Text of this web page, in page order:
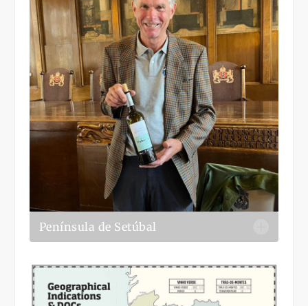
Península de Setúbal